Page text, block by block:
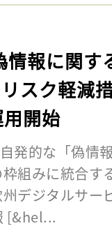
情報に関す
スク軽減
開始
発的な「偽情
組みに統合す
デジタルサ
[&hel...